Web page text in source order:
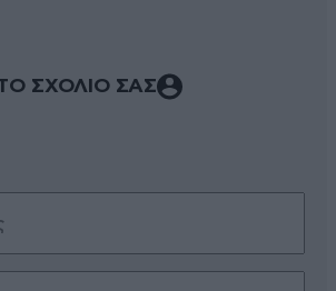
ΣΧΟΛΙΟ ΣΑΣ